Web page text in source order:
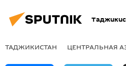
ТАДЖИКИСТАН ЦЕНТРАЛЬНАЯ